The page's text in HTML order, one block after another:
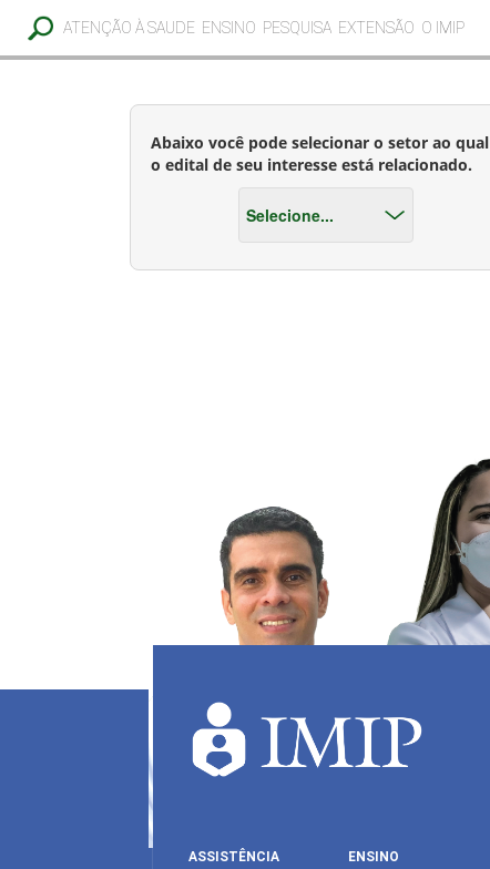
ATENÇÃO À SAUDE ENSINO PESQUISA EXTENSÃO O IMIP
Abaixo você pode selecionar o setor ao qual
o edital de seu interesse está relacionado.
ASSISTÊNCIA ENSINO